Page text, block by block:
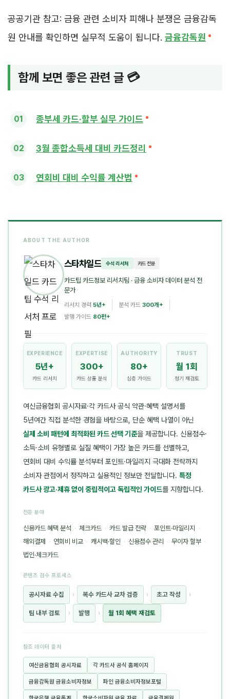
공공기관 참고: 금융 관련 소비자 피해나 분쟁은 금융감독
원 안내를 확인하면 실무적 도움이 됩니다. 금융감독원
함께 보면 좋은 관련 글 💳
종부세 카드·할부 실무 가이드
3월 종합소득세 대비 카드정리
연회비 대비 수익률 계산법
ABOUT THE AUTHOR
스타차일드 수석 리서처 카드 전문
카드팁 카드정보 리서치팀 · 금융 소비자 데이터 분석 전
문가
리서치 경력 5년+ 분석 카드 300개+
발행 가이드 80편+
EXPERIENCE
5년+
카드 리서치
EXPERTISE
300+
카드 상품 분석
AUTHORITY
80+
심층 가이드
TRUST
월 1회
정기 재검토
여신금융협회 공시자료·각 카드사 공식 약관·혜택 설명서를
5년여간 직접 분석한 경험을 바탕으로, 단순 혜택 나열이 아닌
실제 소비 패턴에 최적화된 카드 선택 기준을 제공합니다. 신용점수·
소득·소비 유형별로 실질 혜택이 가장 높은 카드를 선별하고,
연회비 대비 수익률 분석부터 포인트·마일리지 극대화 전략까지
소비자 관점에서 정직하고 실용적인 정보만 전달합니다. 특정
카드사 광고·제휴 없이 중립적이고 독립적인 가이드를 지향합니다.
전문 분야
신용카드 혜택 분석 · 체크카드 · 카드 발급 전략 · 포인트·마일리지 ·
해외결제 · 연회비 비교 · 캐시백·할인 · 신용점수 관리 · 무이자 할부 ·
법인·체크카드
콘텐츠 검수 프로세스
공시자료 수집 › 복수 카드사 교차 검증 › 초고 작성 ›
팀 내부 검토 › 발행 › 월 1회 혜택 재검토
참조 데이터 출처
여신금융협회 공시자료 각 카드사 공식 홈페이지
금융감독원 금융소비자정보 파인 금융소비자정보포털